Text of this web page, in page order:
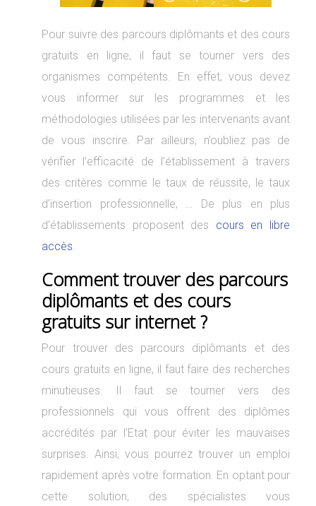
Pour suivre des parcours diplômants et des cours
gratuits en ligne, il faut se tourner vers des
organismes compétents. En effet, vous devez
vous informer sur les programmes et les
méthodologies utilisées par les intervenants avant
de vous inscrire. Par ailleurs, n’oubliez pas de
vérifier l’efficacité de l’établissement à travers
des critères comme le taux de réussite, le taux
d’insertion professionnelle, … De plus en plus
d’établissements proposent des cours en libre
accès.
Comment trouver des parcours
diplômants et des cours
gratuits sur internet ?
Pour trouver des parcours diplômants et des
cours gratuits en ligne, il faut faire des recherches
minutieuses. Il faut se tourner vers des
professionnels qui vous offrent des diplômes
accrédités par l’Etat pour éviter les mauvaises
surprises. Ainsi, vous pourrez trouver un emploi
rapidement après votre formation. En optant pour
cette solution, des spécialistes vous